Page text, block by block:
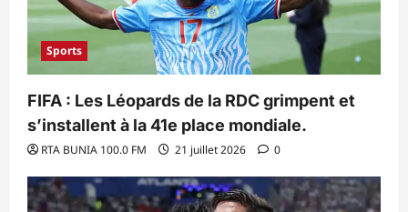
Sports
FIFA : Les Léopards de la RDC grimpent et
s’installent à la 41e place mondiale.
RTA BUNIA 100.0 FM 21 juillet 2026 0